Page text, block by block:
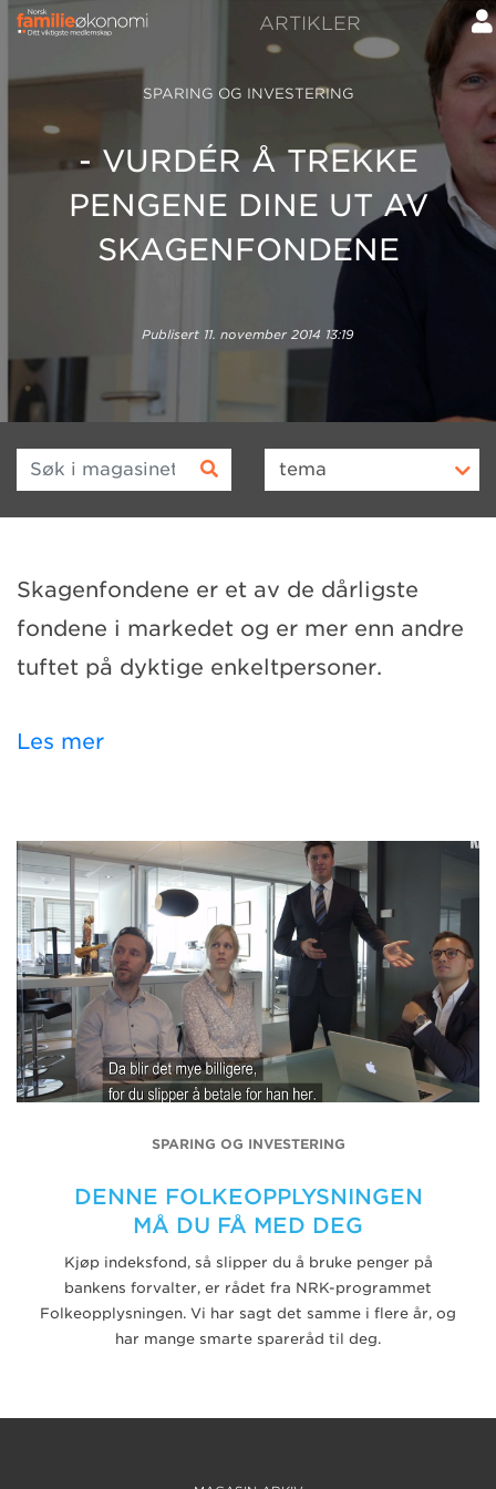
ARTIKLER
SPARING OG INVESTERING
- VURDÉR Å TREKKE
PENGENE DINE UT AV
SKAGENFONDENE
Publisert 11. november 2014 13:19
Søk i magasinet tema
Skagenfondene er et av de dårligste
fondene i markedet og er mer enn andre
tuftet på dyktige enkeltpersoner.
Les mer
SPARING OG INVESTERING
DENNE FOLKEOPPLYSNINGEN
MÅ DU FÅ MED DEG
Kjøp indeksfond, så slipper du å bruke penger på
bankens forvalter, er rådet fra NRK-programmet
Folkeopplysningen. Vi har sagt det samme i flere år, og
har mange smarte spareråd til deg.